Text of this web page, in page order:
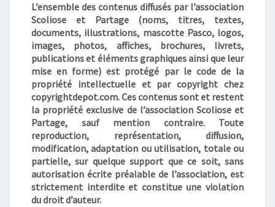
L’ensemble des contenus diffusés par l’association
Scoliose et Partage (noms, titres, textes,
documents, illustrations, mascotte Pasco, logos,
images, photos, affiches, brochures, livrets,
publications et éléments graphiques ainsi que leur
mise en forme) est protégé par le code de la
propriété intellectuelle et par copyright chez
copyrightdepot.com. Ces contenus sont et restent
la propriété exclusive de l’association Scoliose et
Partage, sauf mention contraire. Toute
reproduction, représentation, diffusion,
modification, adaptation ou utilisation, totale ou
partielle, sur quelque support que ce soit, sans
autorisation écrite préalable de l’association, est
strictement interdite et constitue une violation
du droit d’auteur.